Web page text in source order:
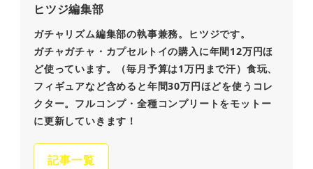
ヒツジ編集部
ガチャリズム編集部の執事兼務。ヒツジです。
ガチャガチャ・カプセルトイの購入に年間12万円ほ
ど使っています。（毎月予算は1万円まで汗）食玩、
フィギュアなど含めると年間30万円ほどを使うコレ
クター。フルコンプ・全種コンプリートをモットー
に更新していきます！
記事一覧